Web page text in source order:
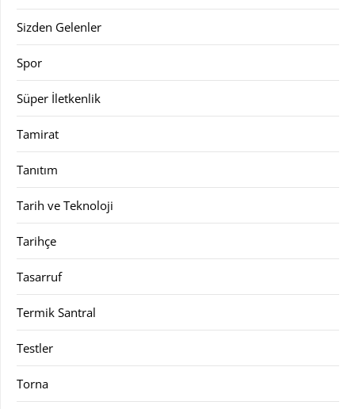
Sizden Gelenler
Spor
Süper İletkenlik
Tamirat
Tanıtım
Tarih ve Teknoloji
Tarihçe
Tasarruf
Termik Santral
Testler
Torna